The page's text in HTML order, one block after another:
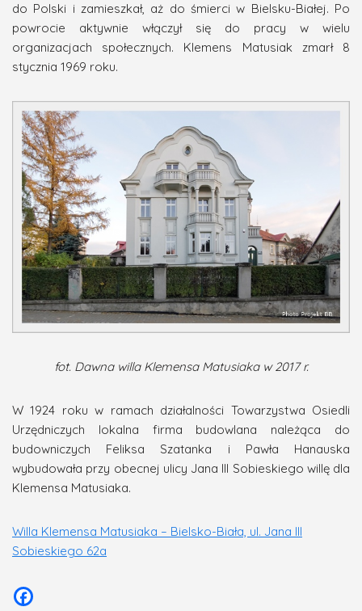
do Polski i zamieszkał, aż do śmierci w Bielsku-Białej. Po
powrocie aktywnie włączył się do pracy w wielu
organizacjach społecznych. Klemens Matusiak zmarł 8
stycznia 1969 roku.
fot. Dawna willa Klemensa Matusiaka w 2017 r.
W 1924 roku w ramach działalności Towarzystwa Osiedli
Urzędniczych lokalna firma budowlana należąca do
budowniczych Feliksa Szatanka i Pawła Hanauska
wybudowała przy obecnej ulicy Jana III Sobieskiego willę dla
Klemensa Matusiaka.
Willa Klemensa Matusiaka – Bielsko-Biała, ul. Jana III
Sobieskiego 62a